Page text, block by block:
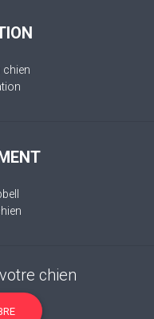
chien